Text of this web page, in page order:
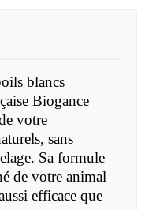
blancs
Biogance
votre
sans
Sa formule
de votre animal
efficace que